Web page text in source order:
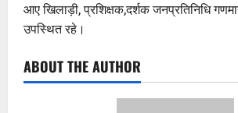
आए खिलाड़ी, प्रशिक्षक,दर्शक जनप्रतिनिधि
उपस्थित रहे।
ABOUT THE AUTHOR